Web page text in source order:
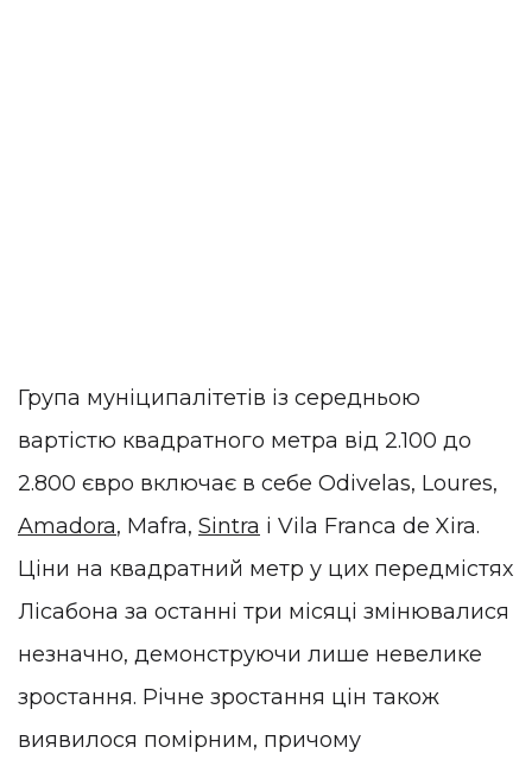
Група муніципалітетів із середньою
вартістю квадратного метра від 2.100 до
2.800 євро включає в себе Odivelas, Loures,
Amadora, Mafra, Sintra і Vila Franca de Xira.
Ціни на квадратний метр у цих передмістях
Лісабона за останні три місяці змінювалися
незначно, демонструючи лише невелике
зростання. Річне зростання цін також
виявилося помірним, причому